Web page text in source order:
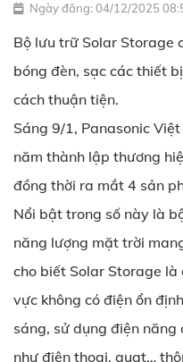
Ngày đăng: 04/12/2025
Bộ lưu trữ Solar Storage
bóng đèn, sạc các thiết
cách thuận tiện.
Sáng 9/1, Panasonic
năm thành lập thương
đồng thời ra mắt 4 sản
Nổi bật trong số này là
năng lượng mặt trời
cho biết Solar Storage
vực không có điện ổn
sáng, sử dụng điện
như điện thoại, quạt…